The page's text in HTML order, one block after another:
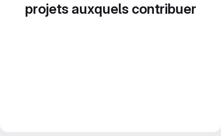
projets auxquels contribuer